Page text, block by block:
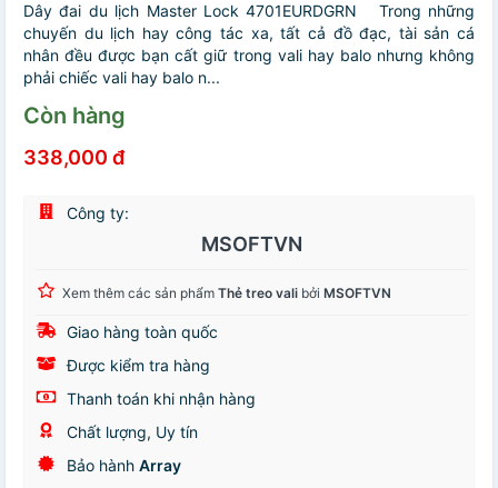
Dây đai du lịch Master Lock 4701EURDGRN Trong những
chuyến du lịch hay công tác xa, tất cả đồ đạc, tài sản cá
nhân đều được bạn cất giữ trong vali hay balo nhưng không
phải chiếc vali hay balo n...
Còn hàng
338,000 đ
Công ty:
MSOFTVN
Xem thêm các sản phẩm Thẻ treo vali bởi MSOFTVN
Giao hàng toàn quốc
Được kiểm tra hàng
Thanh toán khi nhận hàng
Chất lượng, Uy tín
Bảo hành Array